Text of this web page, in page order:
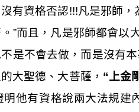
有資格否認!!!凡是邪師，
”而且，凡是邪師都會以
是不會去做，而是沒有
大聖德、大菩薩， “上金
他有資格說兩大法規